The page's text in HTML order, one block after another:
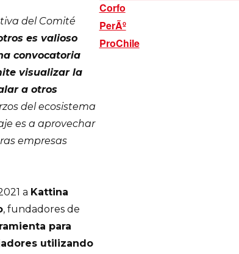
del Comité
es valioso
convocatoria
visualizar la
a otros
del ecosistema
es a aprovechar
empresas
a Kattina
, fundadores de
para
utilizando
Corfo
PerÃº
ProChile